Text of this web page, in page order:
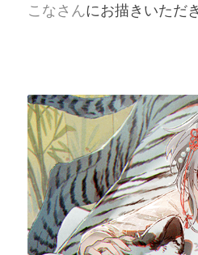
こなさんにお描きいただ